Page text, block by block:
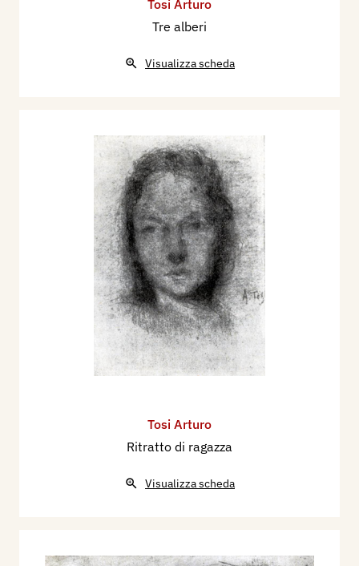
Tosi Arturo
Tre alberi
Visualizza scheda
Tosi Arturo
Ritratto di ragazza
Visualizza scheda